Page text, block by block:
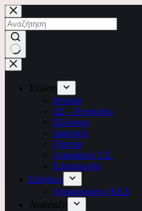
Μετάβαση
στο
περιεχόμενο
No
results
Ένωση
Ιστορία
ΔΣ – Επιτροπές
Σύλλογοι
Διαιτητές
Γήπεδα
Αποφάσεις Γ.Σ.
Επικοινωνία
Ειδήσεις
Ανακοινώσεις ΚΕΔ
Ανάπτυξη